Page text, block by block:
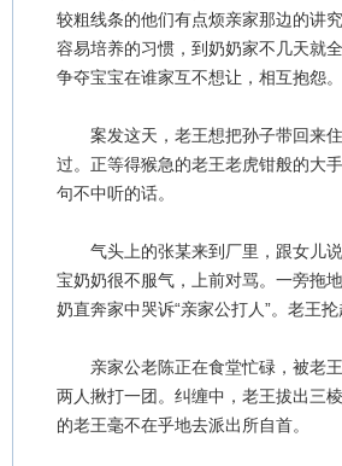
较粗线条的他们有点烦亲家那边的讲
容易培养的习惯，到奶奶家不几天就
争夺宝宝在谁家互不想让，相互抱怨。
案发这天，老王想把孙子带回来住
过。正等得猴急的老王老虎钳般的大
句不中听的话。
气头上的张某来到厂里，跟女儿说
宝奶奶很不服气，上前对骂。一旁拖
奶直奔家中哭诉“亲家公打人”。老王
亲家公老陈正在食堂忙碌，被老王
两人揪打一团。纠缠中，老王拔出三
的老王毫不在乎地去派出所自首。